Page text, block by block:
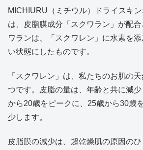
MICHIURU（ミチウル）ドライスキ
は、皮脂膜成分「スクワラン」が配
ワランは、「スクワレン」に水素を添
い状態にしたものです。
「スクワレン」は、私たちのお肌の
つです。皮脂の量は、年齢と共に減
から20歳をピークに、25歳から30歳
少します。
皮脂膜の減少は、超乾燥肌の原因のひ